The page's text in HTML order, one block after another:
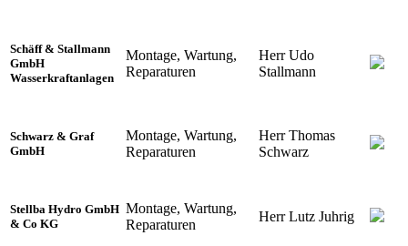
Schäff & Stallmann
GmbH
Wasserkraftanlagen
Montage, Wartung,
Reparaturen
Herr Udo
Stallmann
Schwarz & Graf
GmbH
Montage, Wartung,
Reparaturen
Herr Thomas
Schwarz
Stellba Hydro GmbH
& Co KG
Montage, Wartung,
Reparaturen
Herr Lutz Juhrig